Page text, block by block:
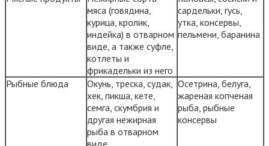
мяса (говядина,
курица, кролик,
индейка) в отварном
виде, а также суфле,
котлеты и
фрикадельки из него
сардельки, гусь,
утка, консервы,
пельмени, баранина
Рыбные блюда
Окунь, треска, судак,
хек, пикша, кете,
семга, скумбрия и
другая нежирная
рыба в отварном
виде
Осетрина, белуга,
жареная копченая
рыба, рыбные
консервы